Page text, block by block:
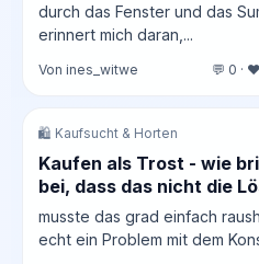
durch das Fenster und das
erinnert mich daran,...
Von ines_witwe 💬 0 ·
🛍️ Kaufsucht & Horten
Kaufen als Trost - wie
bei, dass das nicht die
musste das grad einfach
echt ein Problem mit dem